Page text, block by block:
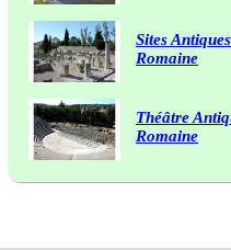
Sites
Romaine
Théâtre
Romaine